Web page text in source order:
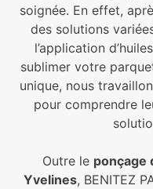
soignée. En effet,
des solutions
l’application
sublimer votre
unique, nous
pour comprendre
Outre le ponçage
Yvelines, BENITEZ